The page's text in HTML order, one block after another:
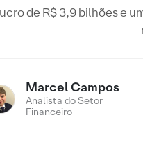
de R$ 3,9 bilhões e
Marcel Campos
Analista do Setor
Financeiro